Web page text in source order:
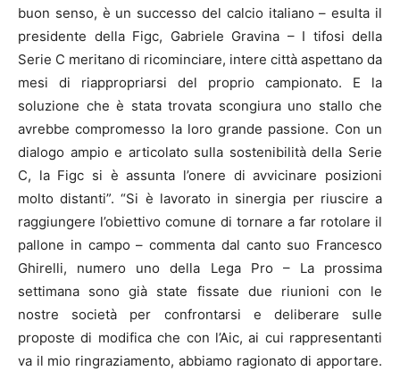
buon senso, è un successo del calcio italiano – esulta il
presidente della Figc, Gabriele Gravina – I tifosi della
Serie C meritano di ricominciare, intere città aspettano da
mesi di riappropriarsi del proprio campionato. E la
soluzione che è stata trovata scongiura uno stallo che
avrebbe compromesso la loro grande passione. Con un
dialogo ampio e articolato sulla sostenibilità della Serie
C, la Figc si è assunta l’onere di avvicinare posizioni
molto distanti”. “Si è lavorato in sinergia per riuscire a
raggiungere l’obiettivo comune di tornare a far rotolare il
pallone in campo – commenta dal canto suo Francesco
Ghirelli, numero uno della Lega Pro – La prossima
settimana sono già state fissate due riunioni con le
nostre società per confrontarsi e deliberare sulle
proposte di modifica che con l’Aic, ai cui rappresentanti
va il mio ringraziamento, abbiamo ragionato di apportare.